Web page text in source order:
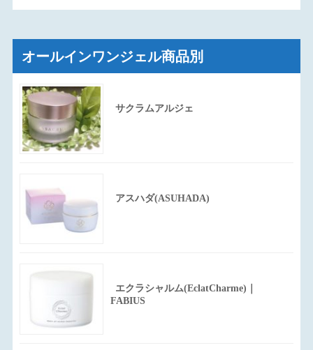
オールインワンジェル商品別
サクラムアルジェ
アスハダ(ASUHADA)
エクラシャルム(EclatCharme)｜
FABIUS